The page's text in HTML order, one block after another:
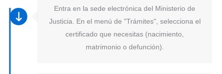
Entra en la sede electrónica del Ministerio de
Justicia. En el menú de "Trámites", selecciona el
certificado que necesitas (nacimiento,
matrimonio o defunción).